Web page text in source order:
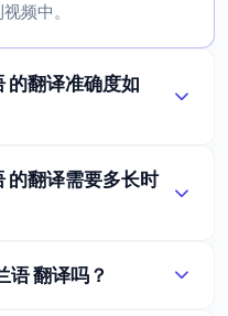
频中。
的翻译准确度如
的翻译需要多长时
语 翻译吗？